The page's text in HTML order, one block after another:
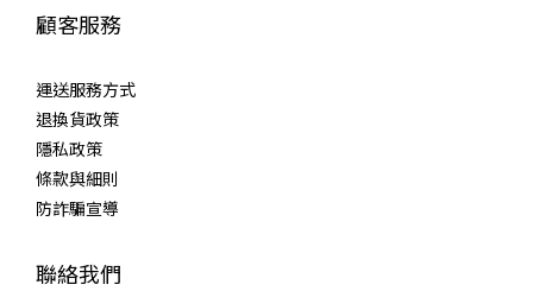
顧客服務
運送服務方式
退換貨政策
隱私政策
條款與細則
防詐騙宣導
聯絡我們